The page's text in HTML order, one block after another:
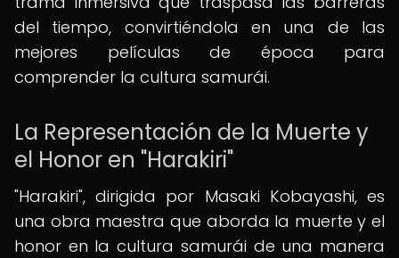
del tiempo, convirtiéndola en una de las
mejores películas de época para
comprender la cultura samurái.
La Representación de la Muerte y
el Honor en "Harakiri"
"Harakiri", dirigida por Masaki Kobayashi, es
una obra maestra que aborda la muerte y el
honor en la cultura samurái de una manera